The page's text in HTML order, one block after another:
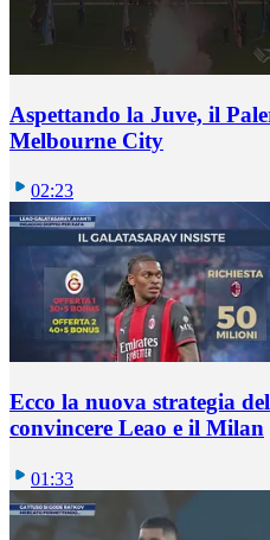
Aspettando la Juve, il
Melbourne City
02:23
Ecco la nuova strategia
convincere Leao e il Milan
01:33